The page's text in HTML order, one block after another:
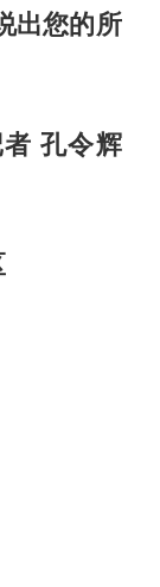
出您的所
孔令辉